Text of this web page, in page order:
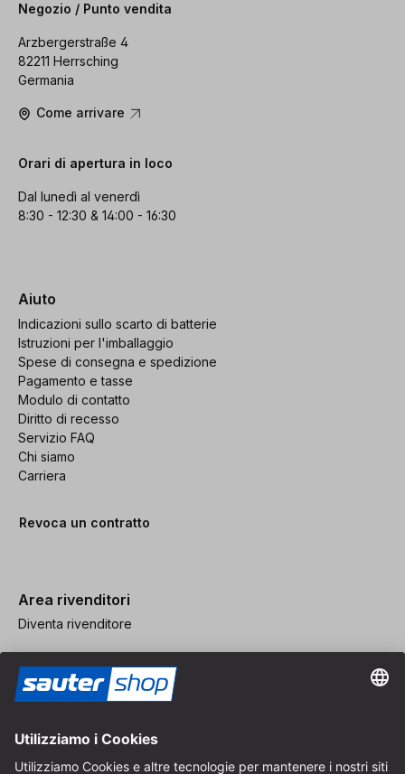
Negozio / Punto vendita
Arzbergerstraße 4
82211 Herrsching
Germania
Come arrivare
Orari di apertura in loco
Dal lunedì al venerdì
8:30 - 12:30 & 14:00 - 16:30
Aiuto
Indicazioni sullo scarto di batterie
Istruzioni per l'imballaggio
Spese di consegna e spedizione
Pagamento e tasse
Modulo di contatto
Diritto di recesso
Servizio FAQ
Chi siamo
Carriera
Revoca un contratto
Area rivenditori
Diventa rivenditore